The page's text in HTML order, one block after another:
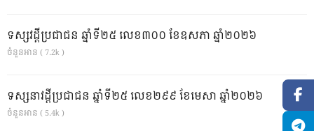
ទស្សវដ្តីប្រជាជន ឆ្នាំទី២៥ លេខ៣០០ ខែឧសភា ឆ្នាំ២០២៦
ចំនួនអាន ( 7.2k )
ទស្សនាវដ្ដីប្រជាជន ឆ្នាំទី២៥ លេខ២៩៩ ខែមេសា ឆ្នាំ២០២៦
ចំនួនអាន ( 5.4k )